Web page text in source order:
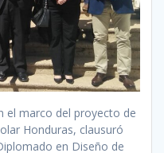
el marco del proyecto de
Honduras, clausuró
en Diseño de